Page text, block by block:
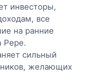
инвесторы,
все
на ранние
Pepe.
сильный
желающих